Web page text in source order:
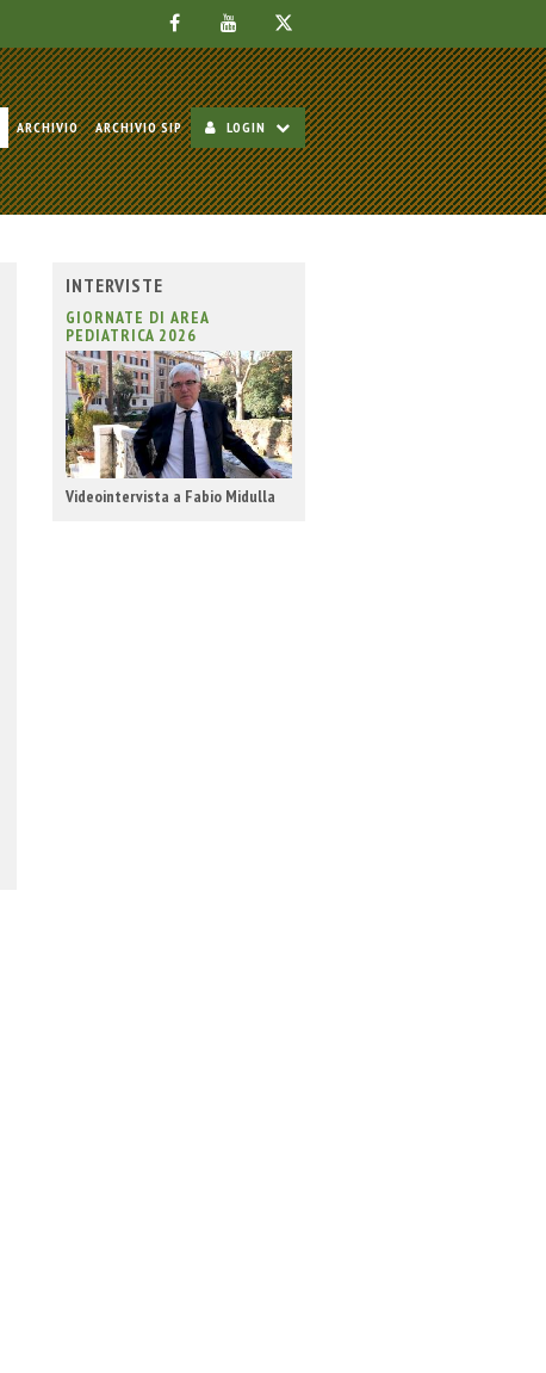
ARCHIVIO ARCHIVIO SIP LOGIN
INTERVISTE
GIORNATE DI AREA
PEDIATRICA 2026
Videointervista a Fabio Midulla